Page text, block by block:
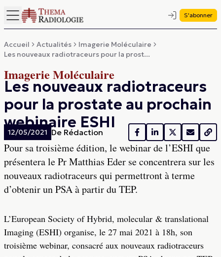
S'abonner
Accueil Actualités
Imagerie Moléculaire
Les nouveaux radiotraceurs pour la prost...
Imagerie Moléculaire
Les nouveaux radiotraceurs
pour la prostate au prochain
webinaire ESHI
12/05/2021 De Rédaction
Pour sa troisième édition, le webinar de l’ESHI que
présentera le Pr Matthias Eder se concentrera sur les
nouveaux radiotraceurs qui permettront à terme
d’obtenir un PSA à partir du TEP.
L’European Society of Hybrid, molecular & translational
Imaging (ESHI) organise, le 27 mai 2021 à 18h, son
troisième webinar, consacré aux nouveaux radiotraceurs